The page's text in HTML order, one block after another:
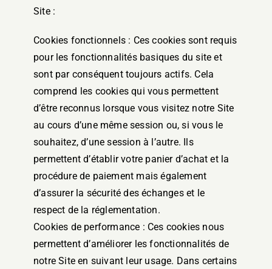
Site :
Cookies fonctionnels : Ces cookies sont requis
pour les fonctionnalités basiques du site et
sont par conséquent toujours actifs. Cela
comprend les cookies qui vous permettent
d’être reconnus lorsque vous visitez notre Site
au cours d’une même session ou, si vous le
souhaitez, d’une session à l’autre. Ils
permettent d’établir votre panier d’achat et la
procédure de paiement mais également
d’assurer la sécurité des échanges et le
respect de la réglementation.
Cookies de performance : Ces cookies nous
permettent d’améliorer les fonctionnalités de
notre Site en suivant leur usage. Dans certains